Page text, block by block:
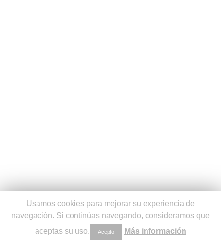
Usamos cookies para mejorar su experiencia de
navegación. Si continúas navegando, consideramos que
aceptas su uso.
Acepto Más información